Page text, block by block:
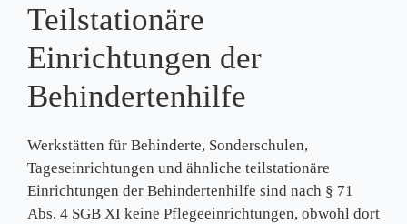
Teilstationäre
Einrichtungen der
Behindertenhilfe
Werkstätten für Behinderte, Sonderschulen,
Tageseinrichtungen und ähnliche teilstationäre
Einrichtungen der Behindertenhilfe sind nach § 71
Abs. 4 SGB XI keine Pflegeeinrichtungen, obwohl dort